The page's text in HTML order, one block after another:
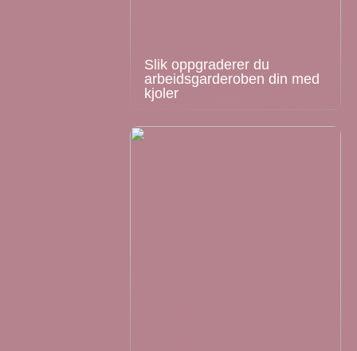
Slik oppgraderer du
arbeidsgarderoben din med
kjoler